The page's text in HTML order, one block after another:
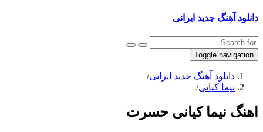
آهنگ جدید ایرانی
Toggle
دانلود آهنگ جدید ایرانی
نیما کیانی
نیما کیانی حسرت